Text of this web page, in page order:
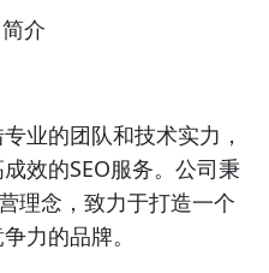
介
业的团队和技术实力，
效的SEO服务。公司秉
理念，致力于打造一个
力的品牌。